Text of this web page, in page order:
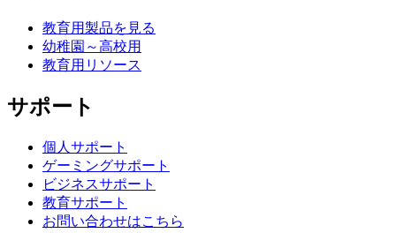
教育用製品を見る
幼稚園～高校用
教育用リソース
サポート
個人サポート
ゲーミングサポート
ビジネスサポート
教育サポート
お問い合わせはこちら